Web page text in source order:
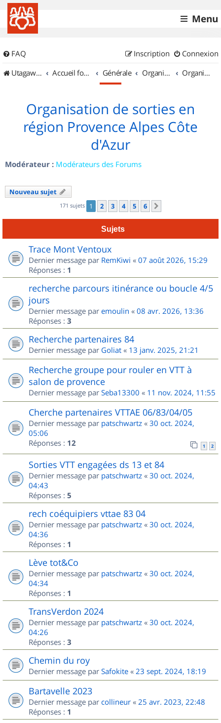
Menu
FAQ Connexion
Inscription
UtagawaVTT (Randos VTT et VTTAE avec traces GPS)
Accueil forum Générale Organisation de sorties & Recherche de partenaires Organisation de sorties en région Provence Alpes Côte d'Azur
Organisation de sorties en
région Provence Alpes Côte
d'Azur
Modérateur : Modérateurs des Forums
Nouveau sujet
171 sujets 1 2 3 4 5 6
Sujets
Trace Mont Ventoux
Dernier message par RemKiwi « 07 août 2026, 15:29
Réponses : 1
recherche parcours itinérance ou boucle 4/5
jours
Dernier message par emoulin « 08 avr. 2026, 13:36
Réponses : 3
Recherche partenaires 84
Dernier message par Goliat « 13 janv. 2025, 21:21
Recherche groupe pour rouler en VTT à
salon de provence
Dernier message par Seba13300 « 11 nov. 2024, 11:55
Cherche partenaires VTTAE 06/83/04/05
Dernier message par patschwartz « 30 oct. 2024,
05:06
Réponses : 12 1 2
Sorties VTT engagées ds 13 et 84
Dernier message par patschwartz « 30 oct. 2024,
04:43
Réponses : 5
rech coéquipiers vttae 83 04
Dernier message par patschwartz « 30 oct. 2024,
04:36
Réponses : 1
Lève tot&Co
Dernier message par patschwartz « 30 oct. 2024,
04:34
Réponses : 1
TransVerdon 2024
Dernier message par patschwartz « 30 oct. 2024,
04:26
Réponses : 3
Chemin du roy
Dernier message par Safokite « 23 sept. 2024, 18:19
Bartavelle 2023
Dernier message par collineur « 25 avr. 2023, 22:48
Réponses : 1